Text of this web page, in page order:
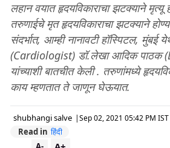
लहान वयात हृदयविकाराचा झटक्याने
तरुणाईचे मृत हृदयविकाराचा झटक्याने
संदर्भात, आम्ही नानावटी हॉस्पिटल, मुंबई
(Cardiologist) डॉ.लेखा आदिक पाठक
यांच्याशी बातचीत केली . तरुणांमध्ये
काय म्हणतात ते जाणून घेऊयात.
shubhangi salve |Sep 02, 2021 05:42 PM IST
Read in हिंदी